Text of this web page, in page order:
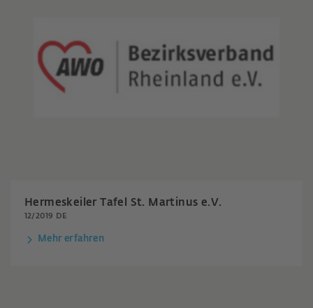
Hermeskeiler Tafel St. Martinus e.V.
12/2019 DE
Mehr erfahren